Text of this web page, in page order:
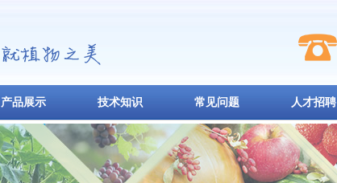
产品展示 技术知识 常见问题 人才招聘